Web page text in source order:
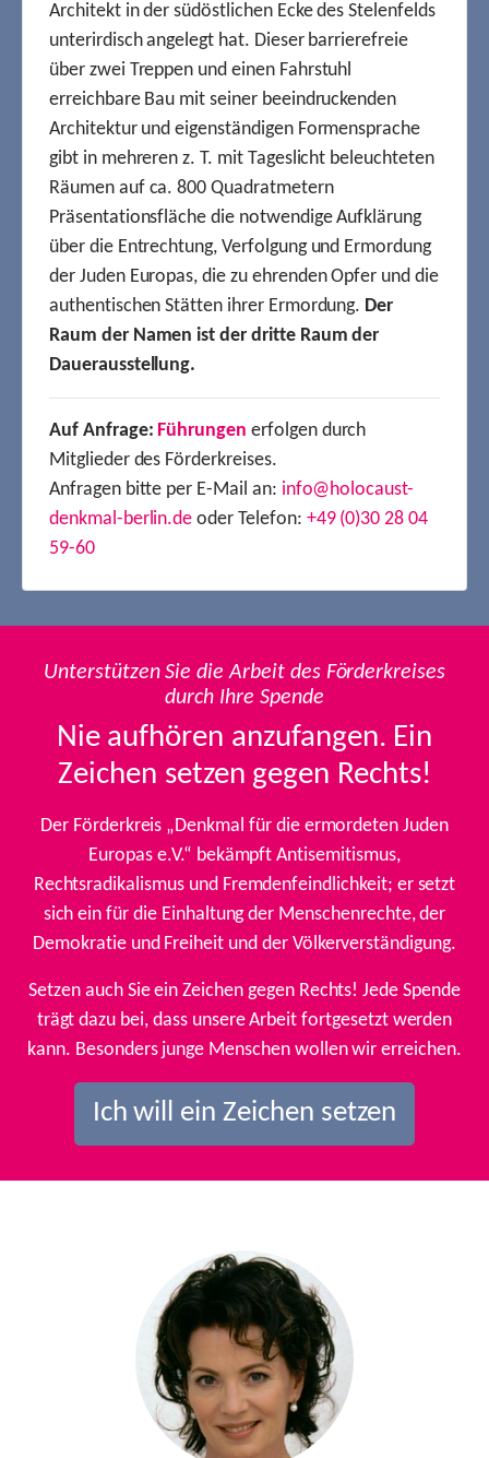
Architekt in der südöstlichen Ecke des Stelenfelds
unterirdisch angelegt hat. Dieser barrierefreie
über zwei Treppen und einen Fahrstuhl
erreichbare Bau mit seiner beeindruckenden
Architektur und eigenständigen Formensprache
gibt in mehreren z. T. mit Tageslicht beleuchteten
Räumen auf ca. 800 Quadratmetern
Präsentationsfläche die notwendige Aufklärung
über die Entrechtung, Verfolgung und Ermordung
der Juden Europas, die zu ehrenden Opfer und die
authentischen Stätten ihrer Ermordung. Der
Raum der Namen ist der dritte Raum der
Dauerausstellung.
Auf Anfrage: Führungen erfolgen durch
Mitglieder des Förderkreises.
Anfragen bitte per E-Mail an: info@holocaust-
denkmal-berlin.de oder Telefon: +49 (0)30 28 04
59-60
Unterstützen Sie die Arbeit des Förderkreises
durch Ihre Spende
Nie aufhören anzufangen. Ein
Zeichen setzen gegen Rechts!
Der Förderkreis „Denkmal für die ermordeten Juden
Europas e.V.“ bekämpft Antisemitismus,
Rechtsradikalismus und Fremdenfeindlichkeit; er setzt
sich ein für die Einhaltung der Menschenrechte, der
Demokratie und Freiheit und der Völkerverständigung.
Setzen auch Sie ein Zeichen gegen Rechts! Jede Spende
trägt dazu bei, dass unsere Arbeit fortgesetzt werden
kann. Besonders junge Menschen wollen wir erreichen.
Ich will ein Zeichen setzen